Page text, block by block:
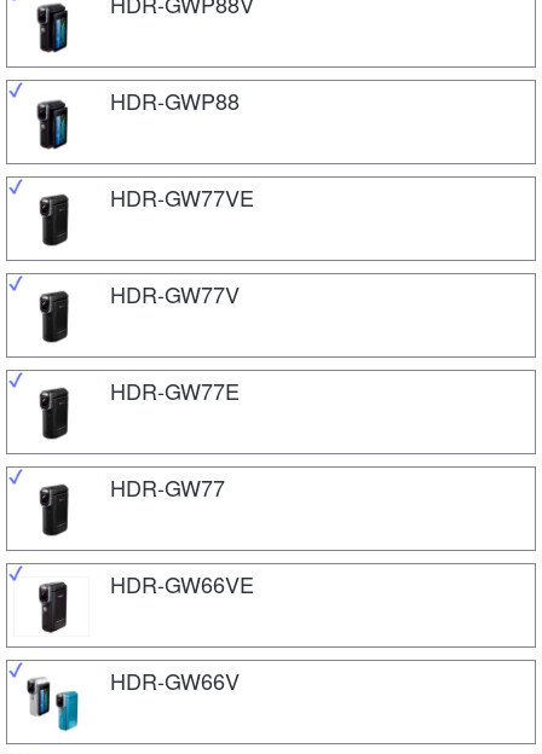
HDR-GWP88
HDR-GW77VE
HDR-GW77V
HDR-GW77E
HDR-GW77
HDR-GW66VE
HDR-GW66V